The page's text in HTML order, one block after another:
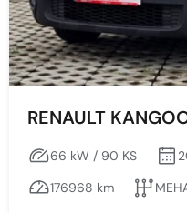
Cijena
Obriši
RENAULT
66 kW / 90 KS
176968 km